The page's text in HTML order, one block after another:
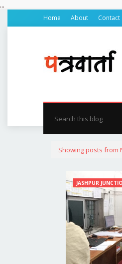
...
Home About Contact
होम प्रदेश
Showing posts from
JASHPUR